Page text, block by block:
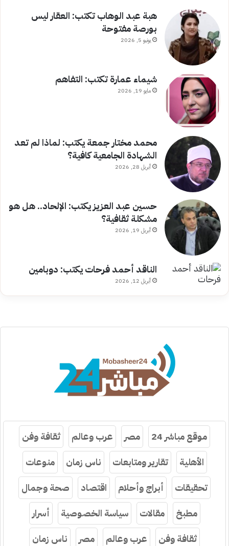
هبة عبد الوهاب تكتب: العقار ليس
بورصة مفتوحة
يونيو 5, 2026
شيماء عمارة تكتب: التفاهم
مايو 19, 2026
محمد مختار جمعة يكتب: لماذا لم تعد
الشهادة الجامعية كافية؟
أبريل 28, 2026
حسين عبد العزيز يكتب: الإلحاد.. هل هو
مشكلة ثقافية؟
أبريل 19, 2026
الناقد أحمد فرحات يكتب: دوبامين
أبريل 12, 2026
موقع مباشر 24 مصر عرب وعالم
ثقافة وفن
الأهلية
تقارير ومتابعات ناس زمان
منوعات
تحقيقات
أبراج وأحلام اقتصاد
صحة وجمال
مطبخ
مقالات سياسة الخصوصية
أسرار
ثقافة وفن
عرب وعالم مصر ناس زمان